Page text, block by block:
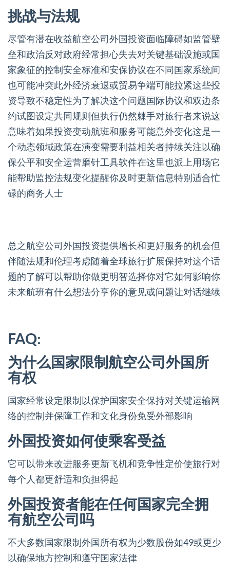
挑战与法规
尽管有潜在收益航空公司外国投资面临障碍如监管壁
垒和政治反对政府经常担心失去对关键基础设施或国
家象征的控制安全标准和安保协议在不同国家系统间
也可能冲突此外经济衰退或贸易争端可能拉紧这些投
资导致不稳定性为了解决这个问题国际协议和双边条
约试图设定共同规则但执行仍然棘手对旅行者来说这
意味着如果投资变动航班和服务可能意外变化这是一
个动态领域政策在演变需要利益相关者持续关注以确
保公平和安全运营磨针工具软件在这里也派上用场它
能帮助监控法规变化提醒你及时更新信息特别适合忙
碌的商务人士
总之航空公司外国投资提供增长和更好服务的机会但
伴随法规和伦理考虑随着全球旅行扩展保持对这个话
题的了解可以帮助你做更明智选择你对它如何影响你
未来航班有什么想法分享你的意见或问题让对话继续
FAQ:
为什么国家限制航空公司外国所
有权
国家经常设定限制以保护国家安全保持对关键运输网
络的控制并保障工作和文化身份免受外部影响
外国投资如何使乘客受益
它可以带来改进服务更新飞机和竞争性定价使旅行对
每个人都更舒适和负担得起
外国投资者能在任何国家完全拥
有航空公司吗
不大多数国家限制外国所有权为少数股份如49或更少
以确保地方控制和遵守国家法律